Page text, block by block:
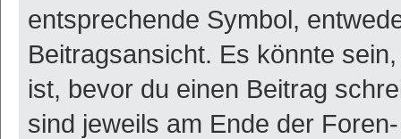
entsprechende Symbol,
Beitragsansicht. Es könnte
ist, bevor du einen Beitrag
sind jeweils am Ende der